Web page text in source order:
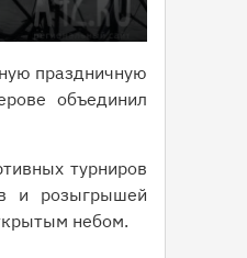
праздничную
объединил
турниров
и розыгрышей
небом.